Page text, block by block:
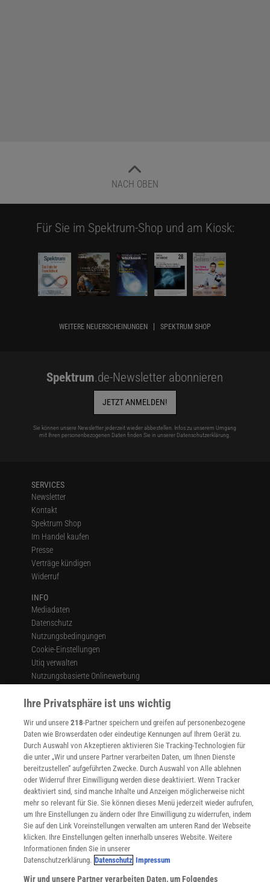
NACH OBEN
Für Sie im Spektrum-Shop und am Kiosk:
WEITERE NEUERSCHEINUNGEN SPEKTRUM SHOP
Spektrum.de-Newsletter abonnieren
JETZT ANMELDEN!
Sie können unsere Newsletter jederzeit wieder abbestellen. Infos zu unserem Umgang
mit Ihren personenbezogenen Daten finden Sie in unserer Datenschutzerklärung
SERVICES
Newsletter
Kontakt
Spektrum Shop
Im Handel kaufen
Presse
Verträge kündigen
Widerruf
INFO
Mediadaten
Datenschutz
Nutzungsbedingungen
Cookie-Einstellungen
Utiq verwalten
Nutzungsbasierte Onlinewerbung
Impressum
WEITERE ANGEBOTE
Angebote für Schulen
Angebote für Institutionen
Sprachen lernen mit Gymglish
Lexika
Für Spektrum schreiben
Zugänglichkeitserklärung
WEBSEITEN
KielSCN
Wissenschaft in die Schulen
SciLogs
Ihre Privatsphäre ist uns wichtig
Wir und unsere218-Partner speichern und greifen auf personenbezogene
Daten wie Browserdaten oder eindeutige Kennungen auf Ihrem Gerät zu.
Durch Auswahl von Akzeptieren aktivieren Sie Tracking-Technologien für
die unter „Wir und unsere Partner verarbeiten Daten, um Ihnen Dienste
bereitzustellen“ aufgeführten Zwecke. Durch Auswahl von Alle ablehnen
oder Widerruf Ihrer Einwilligung werden diese deaktiviert. Wenn Tracker
deaktiviert sind, sind manche Inhalte und Anzeigen möglicherweise nicht
mehr so relevant für Sie. Sie können dieses Menü jederzeit wieder aufrufen,
um Ihre Einstellungen zu ändern oder Ihre Einwilligung zu widerrufen, indem
Sie auf den Link Voreinstellungen verwalten am unteren Rand der Webseite
klicken. Ihre Einstellungen gelten innerhalb unseres Website. Weitere
Informationen finden Sie in unserer
Datenschutzerklärung. Datenschutz Impressum
Wir und unsere Partner verarbeiten Daten, um Folgendes